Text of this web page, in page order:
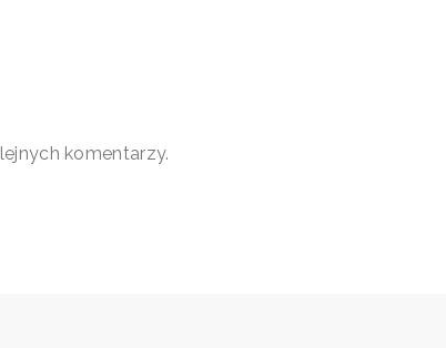
komentarzy.